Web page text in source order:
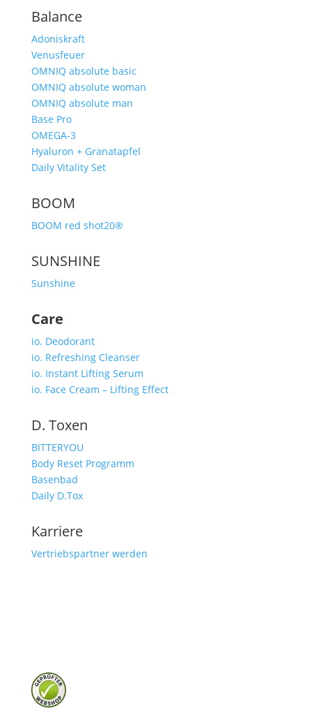
Balance
Adoniskraft
Venusfeuer
OMNIQ absolute basic
OMNIQ absolute woman
OMNIQ absolute man
Base Pro
OMEGA-3
Hyaluron + Granatapfel
Daily Vitality Set
BOOM
BOOM red shot20®
SUNSHINE
Sunshine
Care
io. Deodorant
io. Refreshing Cleanser
io. Instant Lifting Serum
io. Face Cream – Lifting Effect
D. Toxen
BITTERYOU
Body Reset Programm
Basenbad
Daily D.Tox
Karriere
Vertriebspartner werden